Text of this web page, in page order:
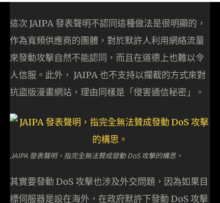
這次 JAIPA 發表聲明不認同這種做法是很明顯的，
作為寬頻供應商的團體，對於默許人利用網絡流量
來發動攻擊自然不能認同，而且在道德上也難以令
人信服。此外， JAIPA 也不支持以攔截的方式來對
抗盜版漫畫網站，理由同樣是「侵害通信秘密」。
JAIPA 發表聲明，指完全無法贊成發動 DoS 攻擊的構思。
其實要發動 DoS 攻擊也涉及外交問題，因為如果目
標伺服器是設在海外，在政府默許下發動 DoS 攻擊